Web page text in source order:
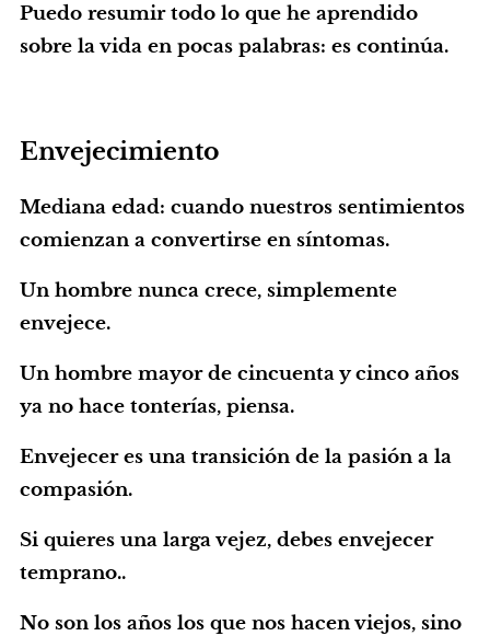
Puedo resumir todo lo que he aprendido
sobre la vida en pocas palabras: es continúa.
Envejecimiento
Mediana edad: cuando nuestros sentimientos
comienzan a convertirse en síntomas.
Un hombre nunca crece, simplemente
envejece.
Un hombre mayor de cincuenta y cinco años
ya no hace tonterías, piensa.
Envejecer es una transición de la pasión a la
compasión.
Si quieres una larga vejez, debes envejecer
temprano..
No son los años los que nos hacen viejos, sino